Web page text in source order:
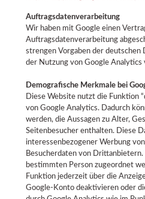
Auftragsdatenverarbeitung
Wir haben mit Google einen
Auftragsdatenverarbeitung
strengen Vorgaben der deutschen
der Nutzung von Google Analytics
Demografische Merkmale bei
Diese Website nutzt die Funktion
von Google Analytics. Dadurch
werden, die Aussagen zu Alter,
Seitenbesucher enthalten. Diese
interessenbezogener Werbung
Besucherdaten von
bestimmten Person zugeordnet
Funktion jederzeit über die
Google-Konto deaktivieren oder